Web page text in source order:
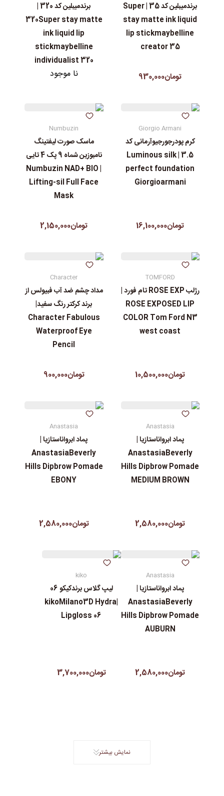
برندمیبلین کد 35 | Super
stay matte ink liquid
lip stickmaybelline
creator 35
تومان930,000
برندمیبلین کد 320 |
320Super stay matte
ink liquid lip
stickmaybelline
individualist 320
نا موجود
Giorgio Armani
کرم پودرجورجیوآرمانی کد
3.5 | Luminous silk
perfect foundation
Giorgioarmani
تومان16,100,000
Numbuzin
ماسک صورت لیفتینگ
نامبوزین شماه 9 پک 4 تایی
| Numbuzin NAD+ BIO
Lifting-sil Full Face
Mask
تومان2,150,000
TOMFORD
رژلب ROSE EXP تام فورد |
ROSE EXPOSED LIP
COLOR Tom Ford N3
west coast
تومان10,500,000
Character
مداد چشم ضد آب فبیولس از
برند کرکتر رنگ سفید|
Character Fabulous
Waterproof Eye
Pencil
تومان900,000
Anastasia
پماد ابرواناستازیا |
AnastasiaBeverly
Hills Dipbrow Pomade
MEDIUM BROWN
تومان2,580,000
Anastasia
پماد ابرواناستازیا |
AnastasiaBeverly
Hills Dipbrow Pomade
EBONY
تومان2,580,000
Anastasia
پماد ابرواناستازیا |
AnastasiaBeverly
Hills Dipbrow Pomade
AUBURN
تومان2,580,000
kiko
لیپ گلاس‌ برندکیکو 06
|kikoMilano3D Hydra
Lipgloss 06
تومان3,700,000
نمایش بیشتر